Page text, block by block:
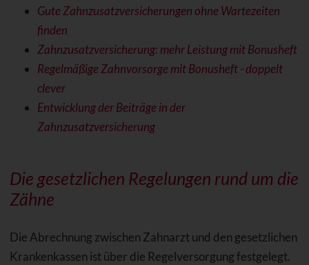
Gute Zahnzusatzversicherungen ohne Wartezeiten
finden
Zahnzusatzversicherung: mehr Leistung mit Bonusheft
Regelmäßige Zahnvorsorge mit Bonusheft - doppelt
clever
Entwicklung der Beiträge in der
Zahnzusatzversicherung
Die gesetzlichen Regelungen rund um die
Zähne
Die Abrechnung zwischen Zahnarzt und den gesetzlichen
Krankenkassen ist über die Regelversorgung festgelegt.